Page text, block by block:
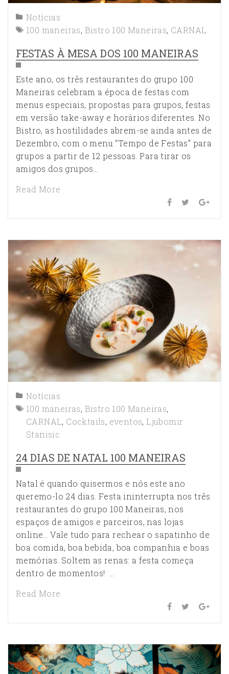
Notícias
100 maneiras, Bistro 100 Maneiras, CARNAL
FESTAS À MESA DOS 100 MANEIRAS
Este ano, os três restaurantes do grupo 100
Maneiras celebram a época de festas com
menus especiais, propostas para grupos, festas
em versão take-away e horários diferentes. No
Bistro, as hostilidades abrem-se ainda antes de
Dezembro, com o menu “Tempo de Festas” para
grupos a partir de 12 pessoas. Para tirar os
amigos dos grupos…
Read More
Notícias
100 maneiras, Bistro 100 Maneiras,
CARNAL, Cocktails, eventos, Ljubomir
Stanisic
24 DIAS DE NATAL 100 MANEIRAS
Natal é quando quisermos e nós este ano
queremo-lo 24 dias. Festa ininterrupta nos três
restaurantes do grupo 100 Maneiras, nos
espaços de amigos e parceiros, nas lojas
online… Vale tudo para rechear o sapatinho de
boa comida, boa bebida, boa companhia e boas
memórias. Soltem as renas: a festa começa
dentro de momentos! …
Read More